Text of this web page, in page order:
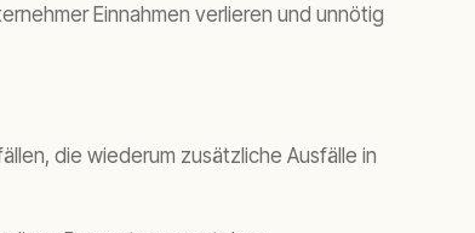
Einnahmen verlieren und unnötig
die wiederum zusätzliche Ausfälle in